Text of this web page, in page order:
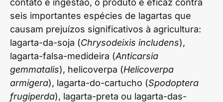
seis importantes espécies de lagartas que
causam prejuízos significativos à agricultura:
lagarta-da-soja (Chrysodeixis includens),
lagarta-falsa-medideira (Anticarsia
gemmatalis), helicoverpa (Helicoverpa
armigera), lagarta-do-cartucho (Spodoptera
frugiperda), lagarta-preta ou lagarta-das-